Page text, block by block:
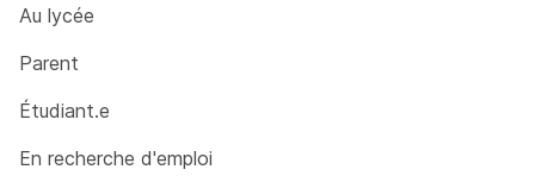
Au lycée
Parent
Étudiant.e
En recherche d'emploi